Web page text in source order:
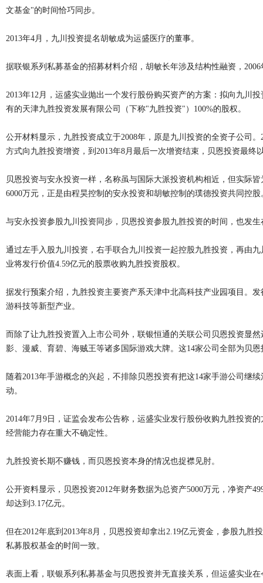
文基金"的时间恰巧同步。
2013年4月，九川投资提名胡敏成为运盛医疗的董事。
据联银系列私募基金的招募材料介绍，胡敏长年涉及结构性融资，
2013年12月，运盛实业抛出一个发行股份购买资产的方案：拟向九川
有的天津九胜投资发展有限公司（下称"九胜投资"）100%的股权。
公开材料显示，九胜投资成立于2008年，原是九川投资的全资子公司
方式向九胜投资增资，到2013年8月最后一次增资结束，贝恩投资最终
贝恩投资与安永投资一样，名称虽与国际大派投资机构相近，但实际
6000万元，正是由程昊控制的安永投资和胡敏控制的璞德投资共同控股
与安永投资参股九川投资同步，贝恩投资参股九胜投资的时间，也发
通过左手入股九川投资，右手联合九川投资一起控股九胜投资，再由
业将发行价值4.59亿元的股票收购九胜投资股权。
据发行预案介绍，九胜投资主要资产系天津中北高科技产业园项目。
游科技等新型产业。
而除了让九胜投资置入上市公司外，联银恒通的关联公司贝恩投资显
影、漫威、育碧、海贼王等诸多国际游戏大牌。这14家公司全部为贝
随着2013年手游概念的兴起，不排除贝恩投资有把这14家手游公司继
动。
2014年7月9日，证监会发布公告称，运盛实业发行股份收购九胜投资
经营能力存在重大不确定性。
九胜投资长期不赚钱，而贝恩投资本身的情况也捉襟见肘。
公开资料显示，贝恩投资2012年财务数据为总资产5000万元，净资产
却达到3.17亿元。
但在2012年底到2013年8月，贝恩投资却拿出2.19亿元资金，参股九
私募股权基金的时间一致。
表面上看，联银系列私募基金与贝恩投资并无直接关系，但运盛实业